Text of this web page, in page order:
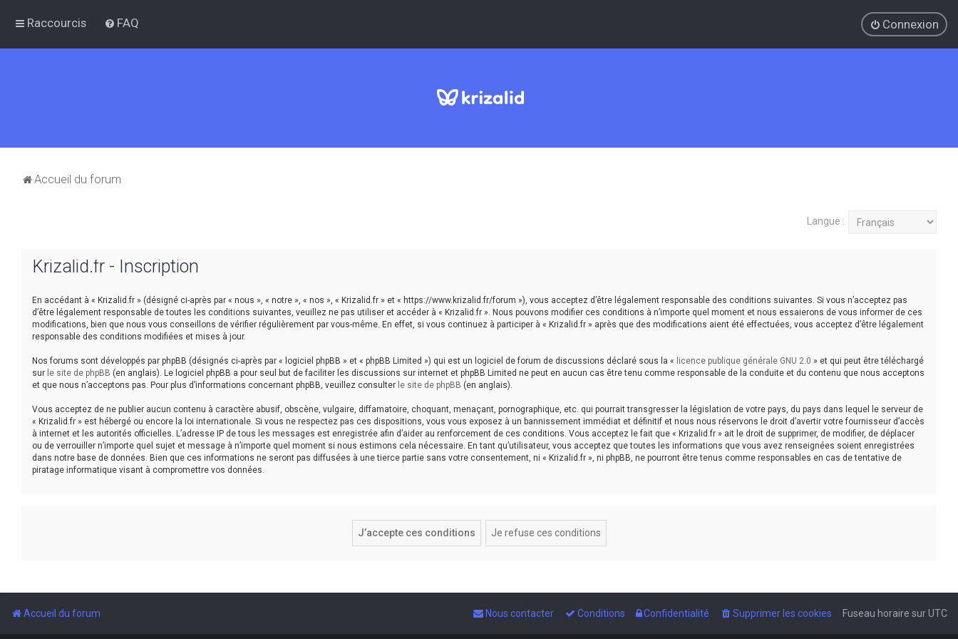
Raccourcis FAQ Connexion
Accueil du forum
Langue :
Krizalid.fr - Inscription
En accédant à « Krizalid.fr » (désigné ci-après par « nous », « notre », « nos », « Krizalid.fr » et « https://www.krizalid.fr/forum »), vous acceptez d’être légalement responsable des conditions suivantes. Si vous n’acceptez pas
d’être légalement responsable de toutes les conditions suivantes, veuillez ne pas utiliser et accéder à « Krizalid.fr ». Nous pouvons modifier ces conditions à n’importe quel moment et nous essaierons de vous informer de ces
modifications, bien que nous vous conseillons de vérifier régulièrement par vous-même. En effet, si vous continuez à participer à « Krizalid.fr » après que des modifications aient été effectuées, vous acceptez d’être légalement
responsable des conditions modifiées et mises à jour.
Nos forums sont développés par phpBB (désignés ci-après par « logiciel phpBB » et « phpBB Limited ») qui est un logiciel de forum de discussions déclaré sous la « licence publique générale GNU 2.0 » et qui peut être téléchargé
sur le site de phpBB (en anglais). Le logiciel phpBB a pour seul but de faciliter les discussions sur internet et phpBB Limited ne peut en aucun cas être tenu comme responsable de la conduite et du contenu que nous acceptons
et que nous n’acceptons pas. Pour plus d’informations concernant phpBB, veuillez consulter le site de phpBB (en anglais).
Vous acceptez de ne publier aucun contenu à caractère abusif, obscène, vulgaire, diffamatoire, choquant, menaçant, pornographique, etc. qui pourrait transgresser la législation de votre pays, du pays dans lequel le serveur de
« Krizalid.fr » est hébergé ou encore la loi internationale. Si vous ne respectez pas ces dispositions, vous vous exposez à un bannissement immédiat et définitif et nous nous réservons le droit d’avertir votre fournisseur d’accès
à internet et les autorités officielles. L’adresse IP de tous les messages est enregistrée afin d’aider au renforcement de ces conditions. Vous acceptez le fait que « Krizalid.fr » ait le droit de supprimer, de modifier, de déplacer
ou de verrouiller n’importe quel sujet et message à n’importe quel moment si nous estimons cela nécessaire. En tant qu’utilisateur, vous acceptez que toutes les informations que vous avez renseignées soient enregistrées
dans notre base de données. Bien que ces informations ne seront pas diffusées à une tierce partie sans votre consentement, ni « Krizalid.fr », ni phpBB, ne pourront être tenus comme responsables en cas de tentative de
piratage informatique visant à compromettre vos données.
Accueil du forum Fuseau horaire surUTC
Supprimer les cookies
Confidentialité
Conditions
Nous contacter